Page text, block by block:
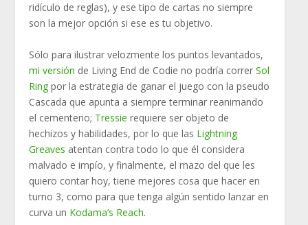
ridículo de reglas), y ese tipo de cartas no siempre
son la mejor opción si ese es tu objetivo.
Sólo para ilustrar velozmente los puntos levantados,
mi versión de Living End de Codie no podría correrSol
Ring por la estrategia de ganar el juego con la pseudo
Cascada que apunta a siempre terminar reanimando
el cementerio; Tressie requiere ser objeto de
hechizos y habilidades, por lo que las Lightning
Greaves atentan contra todo lo que él considera
malvado e impío, y finalmente, el mazo del que les
quiero contar hoy, tiene mejores cosa que hacer en
turno 3, como para que tenga algún sentido lanzar en
curva un Kodama’s Reach.